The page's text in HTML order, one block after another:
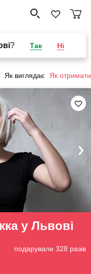
? Так Ні
Як виглядає Як отримати
у Львові
подарували 328 разів